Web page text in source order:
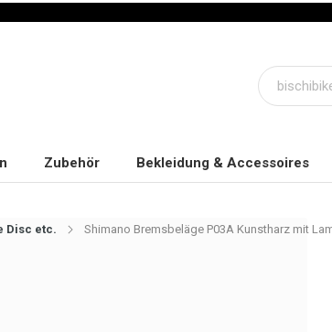
Zubehör Bekleidung & Accessoires
Disc etc. Shimano Bremsbeläge P03A Kunstharz mit